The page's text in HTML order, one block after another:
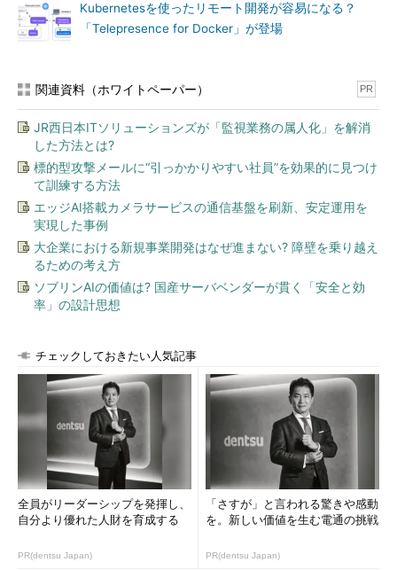
Kubernetesを使ったリモート開発が容易になる？
「Telepresence for Docker」が登場
関連資料（ホワイトペーパー） PR
JR西日本ITソリューションズが「監視業務の属人化」を解消
した方法とは?
標的型攻撃メールに“引っかかりやすい社員”を効果的に見つけ
て訓練する方法
エッジAI搭載カメラサービスの通信基盤を刷新、安定運用を
実現した事例
大企業における新規事業開発はなぜ進まない? 障壁を乗り越え
るための考え方
ソブリンAIの価値は? 国産サーバベンダーが貫く「安全と効
率」の設計思想
チェックしておきたい人気記事
全員がリーダーシップを発揮し、
自分より優れた人財を育成する
PR(dentsu Japan)
「さすが」と言われる驚きや感動
を。新しい価値を生む電通の挑戦
PR(dentsu Japan)